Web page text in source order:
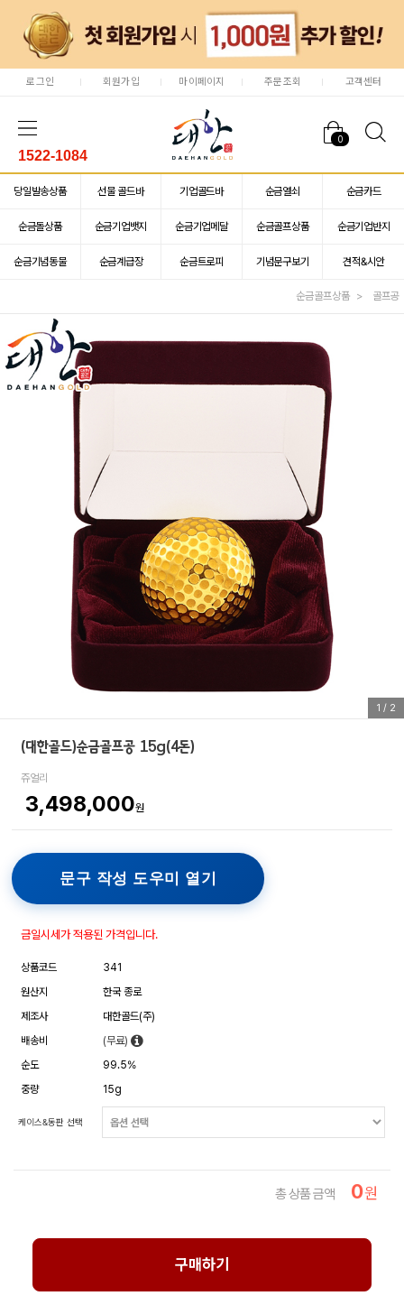
로그인 회원가입 마이페이지 주문조회 고객센터
0
1522-1084
당일발송상품 선물 골드바 기업골드바 순금열쇠 순금카드
순금돌상품 순금기업뱃지 순금기업메달 순금골프상품 순금기업반지
순금기념동물 순금계급장 순금트로피 기념문구보기 견적&시안
순금골프상품 골프공
1 / 2
(대한골드)순금골프공 15g(4돈)
쥬얼리
3,498,000원
문구 작성 도우미 열기
금일시세가 적용된 가격입니다.
상품코드
341
원산지
한국 종로
제조사
대한골드(주)
배송비
(무료)
순도
99.5%
중량
15g
케이스&동판 선택
총 상품 금액 0원
구매하기